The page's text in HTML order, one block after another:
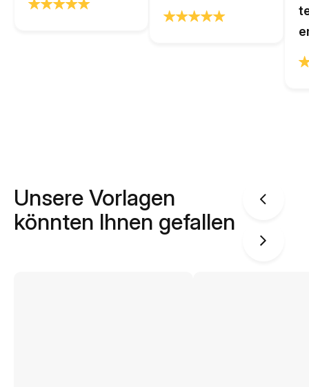
Unsere Vorlagen
könnten Ihnen gefallen